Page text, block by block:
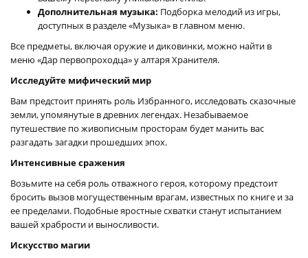
Дополнительная музыка: Подборка мелодий из игры,
доступных в разделе «Музыка» в главном меню.
Все предметы, включая оружие и диковинки, можно найти в
меню «Дар первопроходца» у алтаря Хранителя.
Исследуйте мифический мир
Вам предстоит принять роль Избранного, исследовать сказочные
земли, упомянутые в древних легендах. Незабываемое
путешествие по живописным просторам будет манить вас
разгадать загадки прошедших эпох.
Интенсивные сражения
Возьмите на себя роль отважного героя, которому предстоит
бросить вызов могущественным врагам, известных по книге и за
ее пределами. Подобные яростные схватки станут испытанием
вашей храбрости и выносливости.
Искусство магии